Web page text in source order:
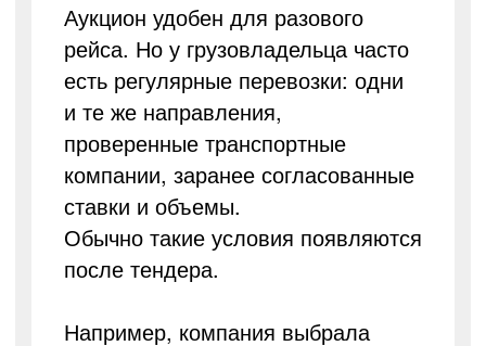
Аукцион удобен для разового
рейса. Но у грузовладельца часто
есть регулярные перевозки: одни
и те же направления,
проверенные транспортные
компании, заранее согласованные
ставки и объемы.
Обычно такие условия появляются
после тендера.
Например, компания выбрала